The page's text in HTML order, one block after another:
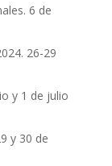
6 de
26-29
y 1 de julio
y 30 de